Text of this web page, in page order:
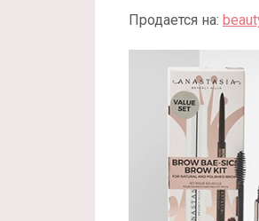
Продается на: